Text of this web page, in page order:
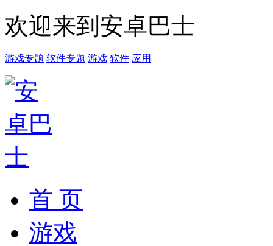
欢迎来到安卓巴士
游戏专题 软件专题 游戏 软件 应用
首 页
游戏